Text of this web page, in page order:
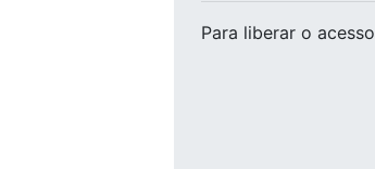
Para liberar o acesso